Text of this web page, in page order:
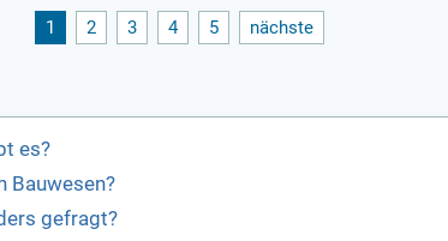
1 2 3 4 5 nächste
es?
Bauwesen?
gefragt?